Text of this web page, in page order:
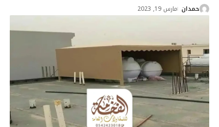
حمدان مارس 19, 2023